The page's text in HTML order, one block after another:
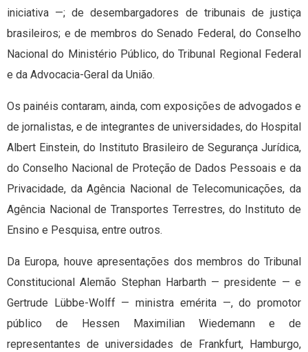
iniciativa —; de desembargadores de tribunais de justiça
brasileiros; e de membros do Senado Federal, do Conselho
Nacional do Ministério Público, do Tribunal Regional Federal
e da Advocacia-Geral da União.
Os painéis contaram, ainda, com exposições de advogados e
de jornalistas, e de integrantes de universidades, do Hospital
Albert Einstein, do Instituto Brasileiro de Segurança Jurídica,
do Conselho Nacional de Proteção de Dados Pessoais e da
Privacidade, da Agência Nacional de Telecomunicações, da
Agência Nacional de Transportes Terrestres, do Instituto de
Ensino e Pesquisa, entre outros.
Da Europa, houve apresentações dos membros do Tribunal
Constitucional Alemão Stephan Harbarth — presidente — e
Gertrude Lübbe-Wolff — ministra emérita —, do promotor
público de Hessen Maximilian Wiedemann e de
representantes de universidades de Frankfurt, Hamburgo,